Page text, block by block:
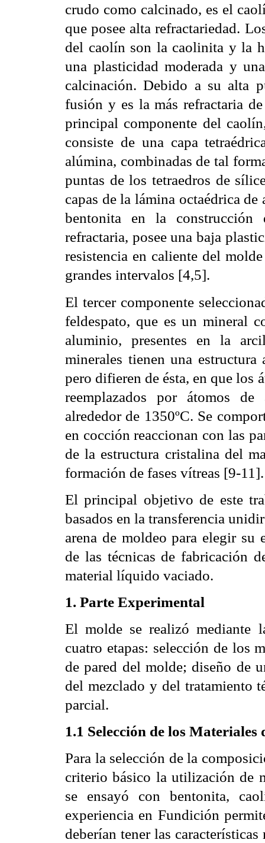
crudo como calcinado, es el
que posee alta refractariedad.
del caolín son la caolinita y la
una plasticidad moderada y
calcinación. Debido a su alta
fusión y es la más refractaria
principal componente del
consiste de una capa
alúmina, combinadas de tal
puntas de los tetraedros de
capas de la lámina octaédrica
bentonita en la
refractaria, posee una baja
resistencia en caliente del
grandes intervalos [4,5].
El tercer componente
feldespato, que es un mineral
aluminio, presentes en la
minerales tienen una
pero difieren de ésta, en que los
reemplazados por átomos
alrededor de 1350ºC. Se
en cocción reaccionan con las
de la estructura cristalina del
formación de fases vítreas [9-11].
El principal objetivo de este
basados en la transferencia
arena de moldeo para elegir su
de las técnicas de fabricación
material líquido vaciado.
1. Parte Experimental
El molde se realizó mediante
cuatro etapas: selección de los
de pared del molde; diseño de
del mezclado y del tratamiento
parcial.
1.1 Selección de los Materiales
Para la selección de la
criterio básico la utilización de
se ensayó con bentonita,
experiencia en Fundición
deberían tener las